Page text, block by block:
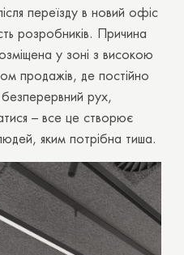
переїзду в новий офіс
розробників. Причина
у зоні з високою
продажів, де постійно
рух,
– все це створює
яким потрібна тиша.